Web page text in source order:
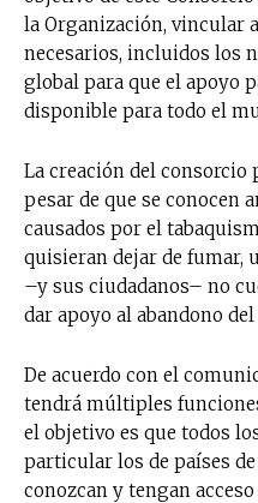
la Organización, vincular
necesarios, incluidos los
global para que el apoyo
disponible para todo el
La creación del consorcio
pesar de que se conocen
causados por el
quisieran dejar de fumar,
–y sus ciudadanos– no
dar apoyo al abandono
De acuerdo con el
tendrá múltiples
el objetivo es que todos
particular los de países
conozcan y tengan